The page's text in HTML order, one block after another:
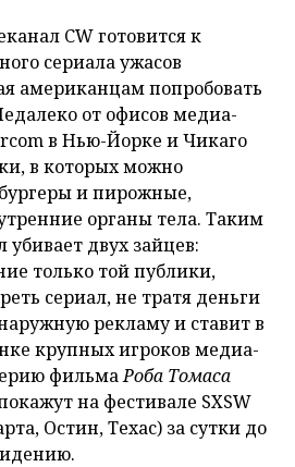
CW готовится к
сериала ужасов
американцам попробовать
от офисов медиа-
в Нью-Йорке и Чикаго
в которых можно
и пирожные,
органы тела. Таким
двух зайцев:
только той публики,
сериал, не тратя деньги
рекламу и ставит в
крупных игроков медиа-
фильма Роба Томаса
на фестивале SXSW
Остин, Техас) за сутки до